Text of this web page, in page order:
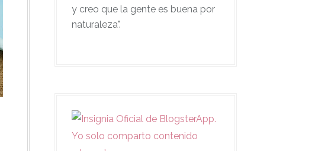
y creo que la gente es buena por
naturaleza".